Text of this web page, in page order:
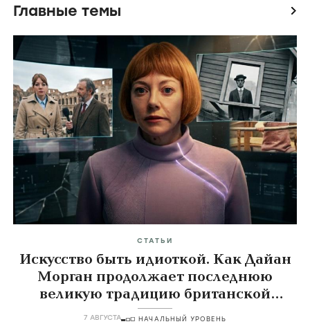
Главные темы icon
СТАТЬИ
Искусство быть идиоткой. Как Дайан
Морган продолжает последнюю
великую традицию британской
комедии
7 АВГУСТА НАЧАЛЬНЫЙ УРОВЕНЬ